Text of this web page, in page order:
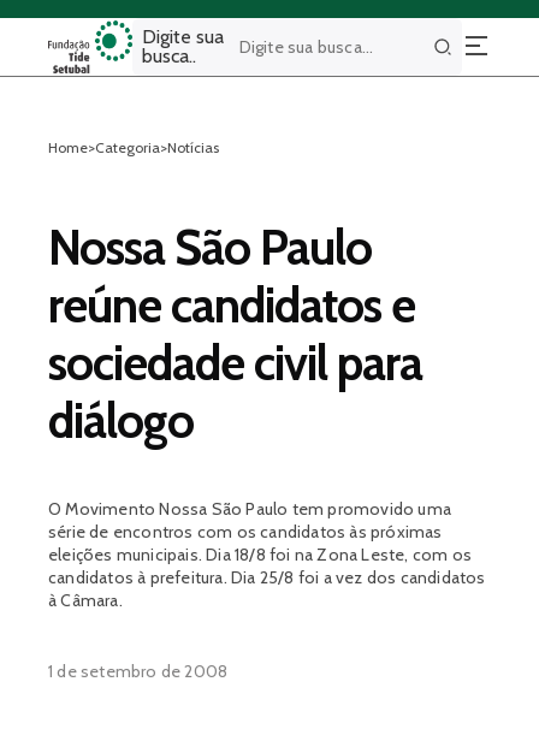
Digite sua
busca..
Buscar
Home>Categoria>Notícias
Nossa São Paulo
reúne candidatos e
sociedade civil para
diálogo
O Movimento Nossa São Paulo tem promovido uma
série de encontros com os candidatos às próximas
eleições municipais. Dia 18/8 foi na Zona Leste, com os
candidatos à prefeitura. Dia 25/8 foi a vez dos candidatos
à Câmara.
1 de setembro de 2008